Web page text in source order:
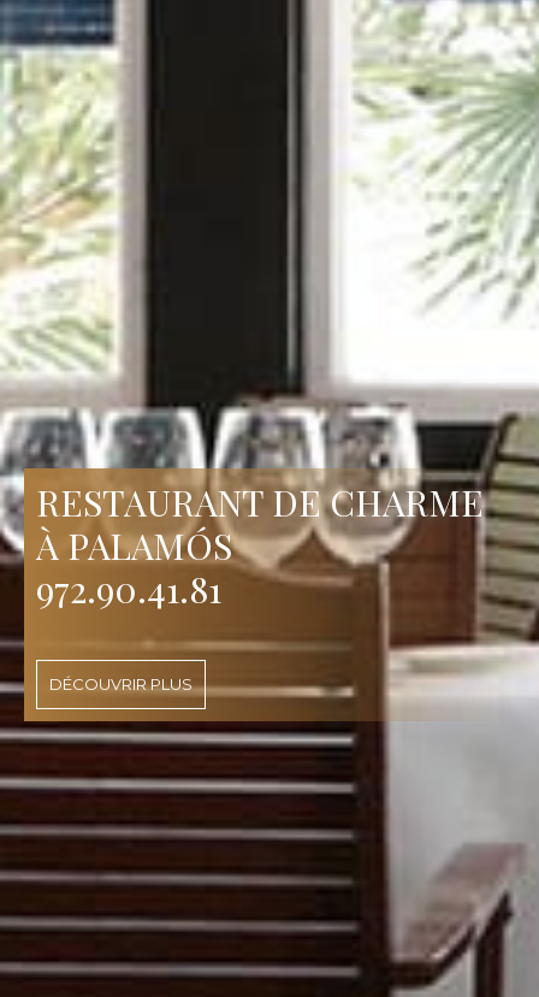
RESTAURANT DE CHARME
À PALAMÓS
972.90.41.81
DÉCOUVRIR PLUS